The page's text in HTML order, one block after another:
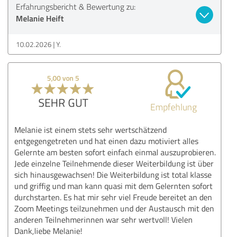
Erfahrungsbericht & Bewertung zu:
Melanie Heift
10.02.2026 Y.
5,00 von 5
SEHR GUT Empfehlung
Melanie ist einem stets sehr wertschätzend
entgegengetreten und hat einen dazu motiviert alles
Gelernte am besten sofort einfach einmal auszuprobieren.
Jede einzelne Teilnehmende dieser Weiterbildung ist über
sich hinausgewachsen! Die Weiterbildung ist total klasse
und griffig und man kann quasi mit dem Gelernten sofort
durchstarten. Es hat mir sehr viel Freude bereitet an den
Zoom Meetings teilzunehmen und der Austausch mit den
anderen Teilnehmerinnen war sehr wertvoll! Vielen
Dank,liebe Melanie!